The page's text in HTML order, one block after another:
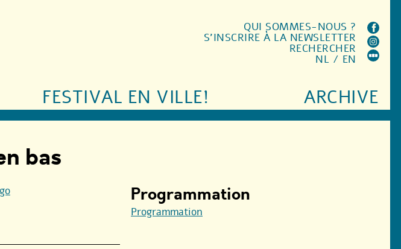
FESTIVAL EN VILLE! ARCHIVE
QUI SOMMES-NOUS ?
S'INSCRIRE À LA NEWSLETTER
RECHERCHER
NL / EN
bas
Programmation
Programmation